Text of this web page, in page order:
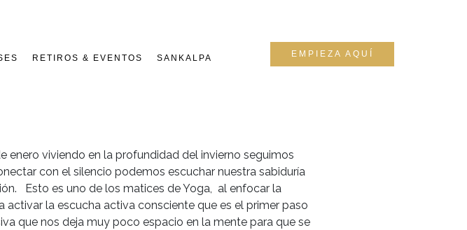
RETIROS & EVENTOS SANKALPA EMPIEZA AQUÍ
enero viviendo en la profundidad del invierno seguimos
con el silencio podemos escuchar nuestra sabiduría
Esto es uno de los matices de Yoga, al enfocar la
la escucha activa consciente que es el primer paso
que nos deja muy poco espacio en la mente para que se